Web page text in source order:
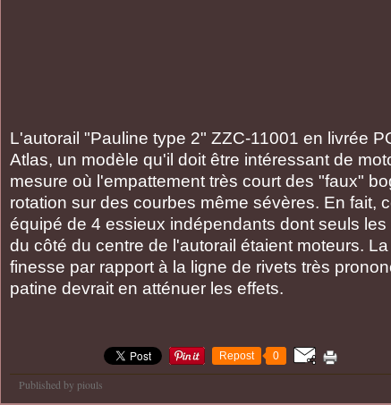
L'autorail "Pauline type 2" ZZC-11001 en livrée
Atlas, un modèle qu'il doit être intéressant de
mesure où l'empattement très court des "faux"
rotation sur des courbes même sévères. En fait,
équipé de 4 essieux indépendants dont seuls
du côté du centre de l'autorail étaient moteurs.
finesse par rapport à la ligne de rivets très
patine devrait en atténuer les effets.
Repost 0
Published by piouls